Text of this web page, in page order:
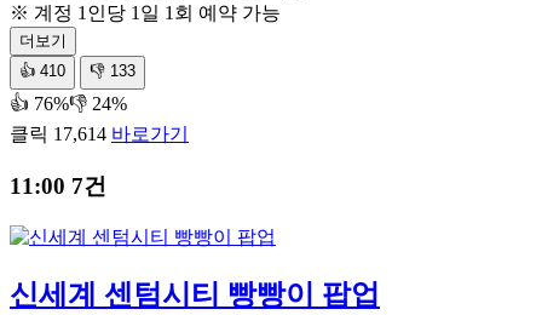
※ 계정 1인당 1일 1회 예약 가능
더보기
👍 410 👎 133
👍 76%👎 24%
클릭 17,614 바로가기
11:00 7건
신세계 센텀시티 빵빵이 팝업